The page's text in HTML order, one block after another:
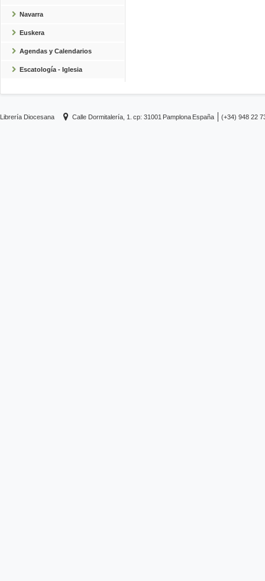
Navarra
Euskera
Agendas y Calendarios
Escatología - Iglesia
Librería Diocesana Calle Dormitalería, 1. cp: 31001 Pamplona España (+34) 948 22